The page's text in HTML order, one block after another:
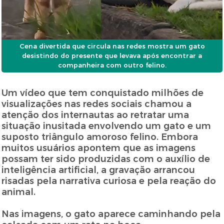
Cena divertida que circula nas redes mostra um gato
desistindo do presente que levava após encontrar a
companheira com outro felino.
Um vídeo que tem conquistado milhões de
visualizações nas redes sociais chamou a
atenção dos internautas ao retratar uma
situação inusitada envolvendo um gato e um
suposto triângulo amoroso felino. Embora
muitos usuários apontem que as imagens
possam ter sido produzidas com o auxílio de
inteligência artificial, a gravação arrancou
risadas pela narrativa curiosa e pela reação do
animal.
Nas imagens, o gato aparece caminhando pela